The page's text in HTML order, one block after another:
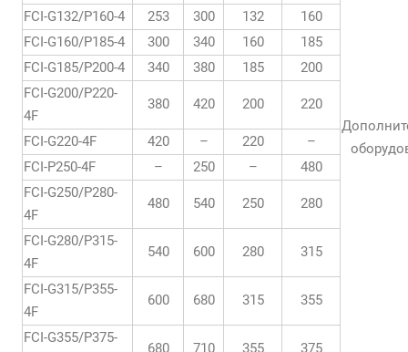
FCI-G132/P160-4
253 300 132
160
FCI-G160/P185-4
300 340 160
185
FCI-G185/P200-4
340 380 185
200
FCI-G200/P220-
4F
380 420 200 220
FCI-G220-4F 420 – 220
–
FCI-P250-4F
– 250 –
480
FCI-G250/P280-
4F
480 540 250 280
FCI-G280/P315-
4F
540 600 280 315
FCI-G315/P355-
4F
600 680 315 355
FCI-G355/P375-
680 710 355 375